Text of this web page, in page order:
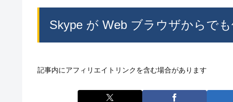
Skype が Web ブラウザからで
記事内にアフィリエイトリンクを含む場合があります